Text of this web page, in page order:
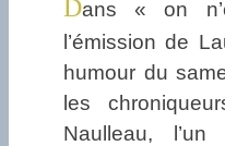
Dans « on
l’émission de
humour du
les
Naulleau,